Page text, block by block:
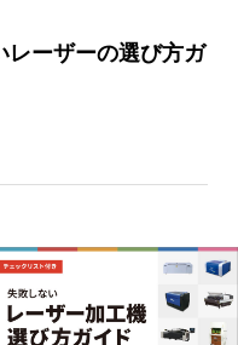
レーザーの選び方ガ